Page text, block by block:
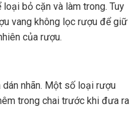
bỏ cặn và làm trong. Tuy
vang không lọc rượu để giữ
của rượu.
nhãn. Một số loại rượu
trong chai trước khi đưa ra